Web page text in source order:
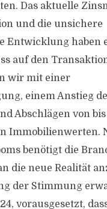
Das aktuelle
und die unsichere
Entwicklung haben
auf den
wir mit einer
einem Anstieg
Abschlägen von
Immobilienwerten.
benötigt die
die neue Realität
der Stimmung
vorausgesetzt,